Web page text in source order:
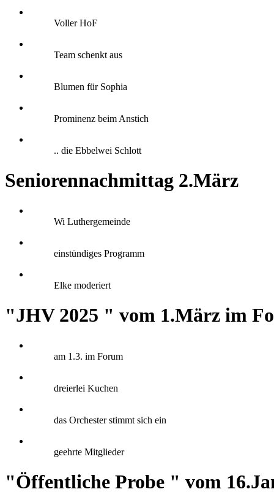
Voller HoF
Team schenkt aus
Blumen für Sophia
Prominenz beim Anstich
.. die Ebbelwei Schlott
Seniorennachmittag 2.März
Wi Luthergemeinde
einstündiges Programm
Elke moderiert
"JHV 2025 " vom 1.März im
am 1.3. im Forum
dreierlei Kuchen
das Orchester stimmt sich ein
geehrte Mitglieder
"Öffentliche Probe " vom